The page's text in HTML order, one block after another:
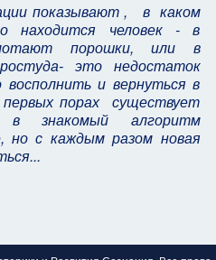
показывают , в каком
находится человек - в
порошки, или в
это недостаток
и вернуться в
порах существует
в знакомый алгоритм
но с каждым разом новая
в Эзотерическом Курсе Рейки -
о работе в Эзотерическом